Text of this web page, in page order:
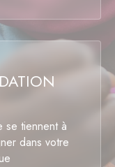
se tiennent à
dans votre